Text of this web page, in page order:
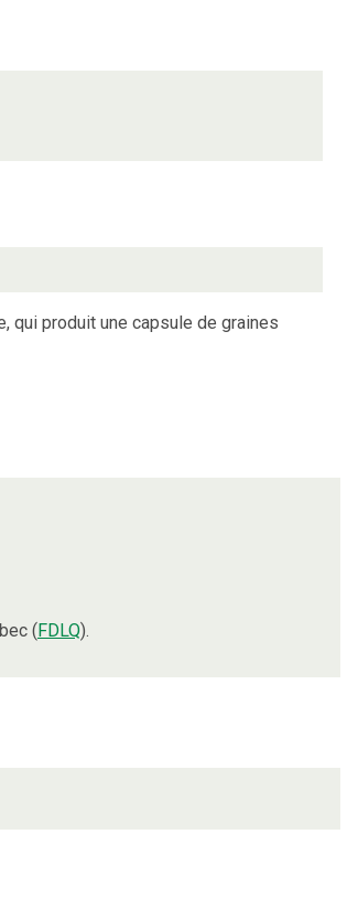
qui produit une capsule de graines
(FDLQ).